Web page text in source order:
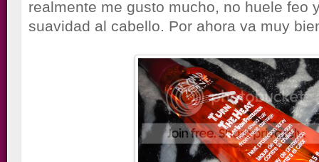
realmente me gusto mucho, no huele feo
suavidad al cabello. Por ahora va muy